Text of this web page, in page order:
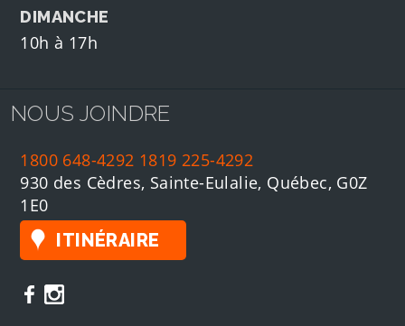
DIMANCHE
10h à 17h
NOUS JOINDRE
1800 648-4292 1819 225-4292
930 des Cèdres, Sainte-Eulalie, Québec, G0Z
1E0
ITINÉRAIRE